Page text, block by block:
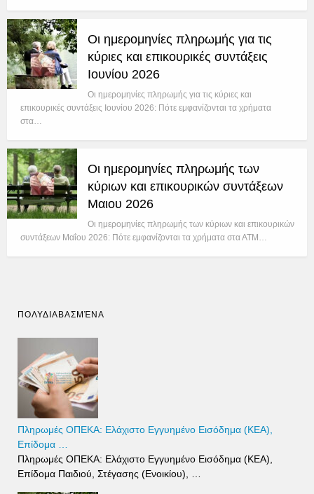
Οι ημερομηνίες πληρωμής για τις
κύριες και επικουρικές συντάξεις
Ιουνίου 2026
Οι ημερομηνίες πληρωμής για τις κύριες και
επικουρικές συντάξεις Ιουνίου 2026: Πότε εμφανίζονται τα χρήματα
στα…
Οι ημερομηνίες πληρωμής των
κύριων και επικουρικών συντάξεων
Μαιου 2026
Οι ημερομηνίες πληρωμής των κύριων και επικουρικών
συντάξεων Μαΐου 2026: Πότε εμφανίζονται τα χρήματα στα ΑΤΜ…
ΠΟΛΥΔΙΑΒΑΣΜΈΝΑ
Πληρωμές ΟΠΕΚΑ: Ελάχιστο Εγγυημένο Εισόδημα (ΚΕΑ),
Επίδομα …
Πληρωμές ΟΠΕΚΑ: Ελάχιστο Εγγυημένο Εισόδημα (ΚΕΑ),
Επίδομα Παιδιού, Στέγασης (Ενοικίου), …